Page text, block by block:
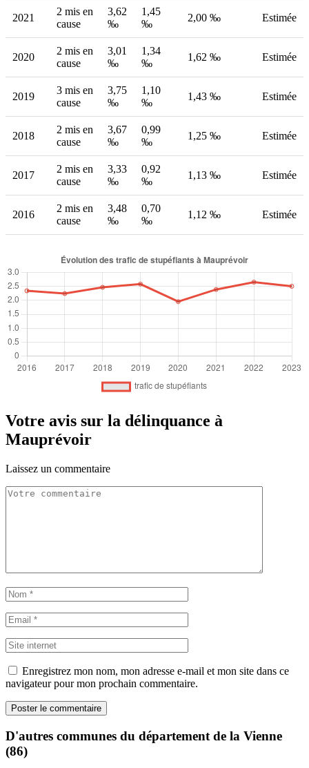
2021
2 mis en
cause
3,62
‰
1,45
‰
2,00 ‰ Estimée
2020
2 mis en
cause
3,01
‰
1,34
‰
1,62 ‰ Estimée
2019
3 mis en
cause
3,75
‰
1,10
‰
1,43 ‰ Estimée
2018
2 mis en
cause
3,67
‰
0,99
‰
1,25 ‰ Estimée
2017
2 mis en
cause
3,33
‰
0,92
‰
1,13 ‰ Estimée
2016
2 mis en
cause
3,48
‰
0,70
‰
1,12 ‰ Estimée
Votre avis sur la délinquance à
Mauprévoir
Laissez un commentaire
Enregistrez mon nom, mon adresse e-mail et mon site dans ce
navigateur pour mon prochain commentaire.
D'autres communes du département de la Vienne
(86)